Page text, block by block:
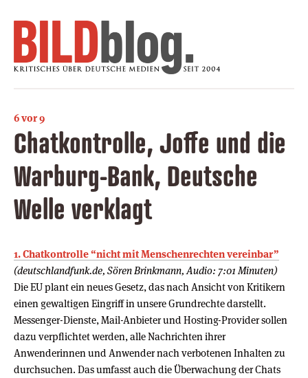
6 vor 9
Chatkontrolle, Joffe und die
Warburg-Bank, Deutsche
Welle verklagt
1. Chatkontrolle “nicht mit Menschenrechten vereinbar”
(deutschlandfunk.de, Sören Brinkmann, Audio: 7:01 Minuten)
Die EU plant ein neues Gesetz, das nach Ansicht von Kritikern
einen gewaltigen Eingriff in unsere Grundrechte darstellt.
Messenger-Dienste, Mail-Anbieter und Hosting-Provider sollen
dazu verpflichtet werden, alle Nachrichten ihrer
Anwenderinnen und Anwender nach verbotenen Inhalten zu
durchsuchen. Das umfasst auch die Überwachung der Chats